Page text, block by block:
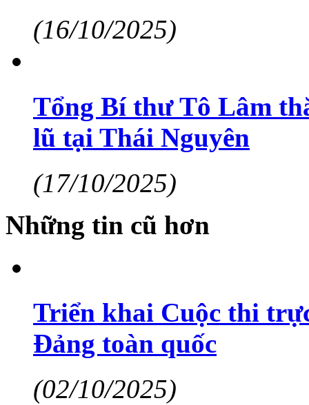
(16/10/2025)
Tổng Bí thư Tô Lâm
lũ tại Thái Nguyên
(17/10/2025)
Những tin cũ hơn
Triển khai Cuộc thi
Đảng toàn quốc
(02/10/2025)